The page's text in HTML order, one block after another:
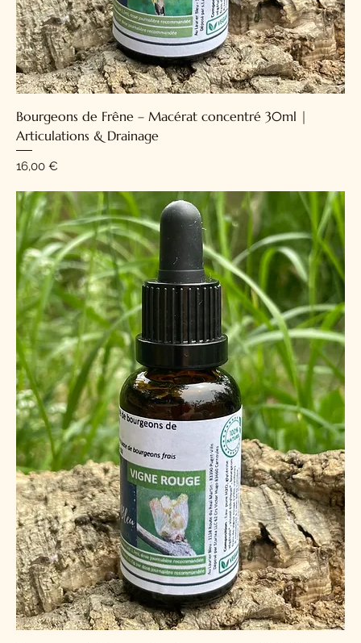
Bourgeons de Frêne – Macérat concentré 30ml |
Articulations & Drainage
Prix
16,00 €